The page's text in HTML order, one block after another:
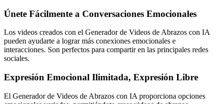
Únete Fácilmente a Conversaciones Emocionales
Los videos creados con el Generador de Videos de Abrazos con IA
pueden ayudarte a lograr más conexiones emocionales e
interacciones. Son perfectos para compartir en las principales redes
sociales.
Expresión Emocional Ilimitada, Expresión Libre
El Generador de Videos de Abrazos con IA proporciona opciones